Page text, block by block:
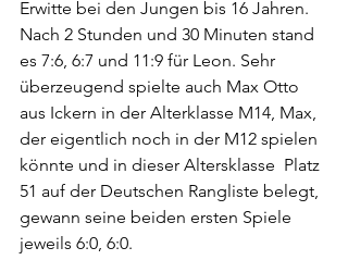
Erwitte bei den Jungen bis 16 Jahren.
Nach 2 Stunden und 30 Minuten stand
es 7:6, 6:7 und 11:9 für Leon. Sehr
überzeugend spielte auch Max Otto
aus Ickern in der Alterklasse M14, Max,
der eigentlich noch in der M12 spielen
könnte und in dieser Altersklasse  Platz
51 auf der Deutschen Rangliste belegt,
gewann seine beiden ersten Spiele
jeweils 6:0, 6:0.